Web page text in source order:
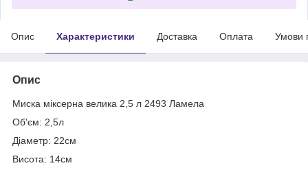
Опис Характеристики Доставка Оплата Умови
Опис
Миска міксерна велика 2,5 л 2493 Ламела
Об'єм: 2,5л
Діаметр: 22см
Висота: 14см